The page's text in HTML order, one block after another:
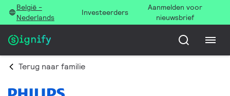
België -
Nederlands
Investeerders
Aanmelden voor
nieuwsbrief
Terug naar familie